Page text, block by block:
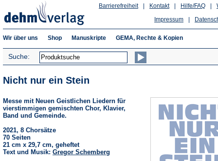
Hilfe/FAQ
Kontakt
Barrierefreiheit
Impressum
Wir über uns Shop Manuskripte GEMA, Rechte & Kopien
Suche:
Nicht nur ein Stein
Messe mit Neuen Geistlichen Liedern für
vierstimmigen gemischten Chor, Klavier,
Band und Gemeinde.
2021, 8 Chorsätze
70 Seiten
21 cm x 29,7 cm, geheftet
Text und Musik: Gregor Schemberg